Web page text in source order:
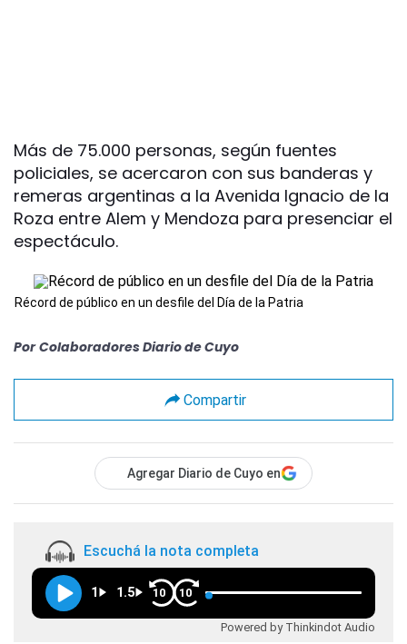
Más de 75.000 personas, según fuentes
policiales, se acercaron con sus banderas y
remeras argentinas a la Avenida Ignacio de la
Roza entre Alem y Mendoza para presenciar el
espectáculo.
Récord de público en un desfile del Día de la Patria
Por Colaboradores Diario de Cuyo
Compartir
Agregar Diario de Cuyo en
Escuchá la nota completa
1 1.5 10 10
Powered by Thinkindot Audio